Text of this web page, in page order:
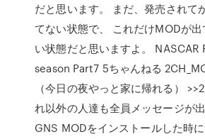
だと思います。 まだ、発売されて
てない状態で、 これだけMODが
い状態だと思いますよ。
season Part7 5ちゃんねる
（今日の夜やっと家に帰れる）
れ以外の人達も全員メッセージが
GNS MODをインストールした時